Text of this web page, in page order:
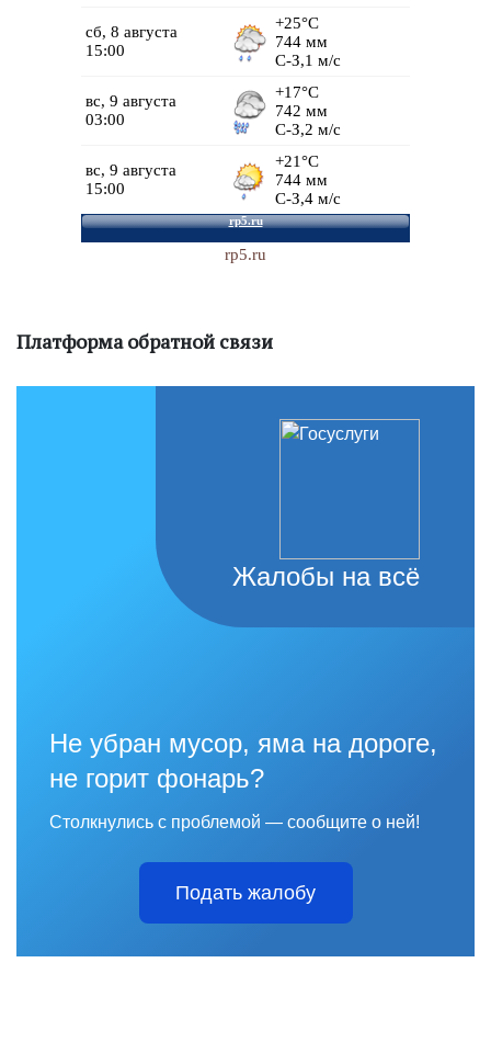
rp5.ru
Платформа обратной связи
Жалобы на всё
Не убран мусор, яма на дороге,
не горит фонарь?
Столкнулись с проблемой — сообщите о ней!
Подать жалобу